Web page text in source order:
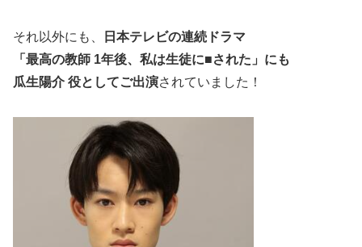
それ以外にも、
日本テレビの連続ドラマ
「最高の教師 1年後、私は生徒に■された」にも
瓜生陽介 役としてご出演されていました！